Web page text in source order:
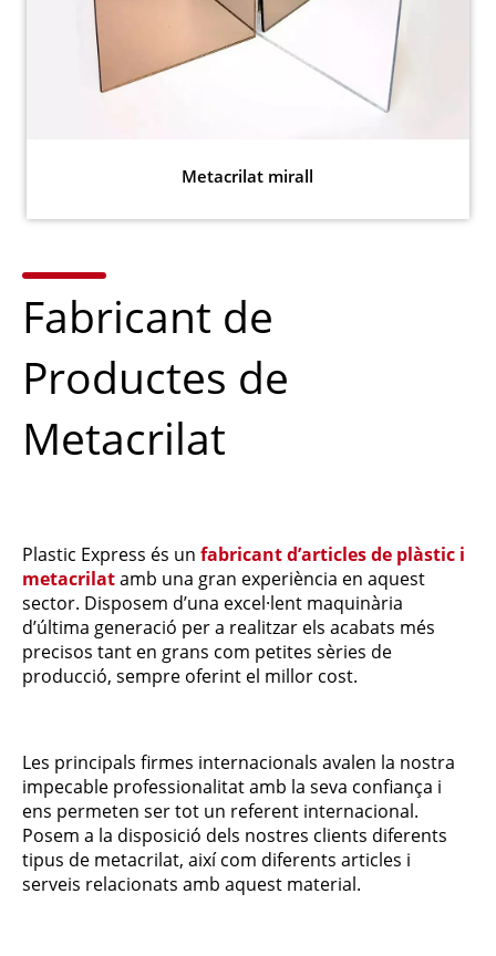
Metacrilat mirall
Fabricant de
Productes de
Metacrilat
Plastic Express és unfabricant d’articles de plàstic i
metacrilatamb una gran experiència en aquest
sector. Disposem d’una excel·lent maquinària
d’última generació per a realitzar els acabats més
precisos tant en grans com petites sèries de
producció, sempre oferint el millor cost.
Les principals firmes internacionals avalen la nostra
impecable professionalitat amb la seva confiança i
ens permeten ser tot un referent internacional.
Posem a la disposició dels nostres clients diferents
tipus de metacrilat, així com diferents articles i
serveis relacionats amb aquest material.